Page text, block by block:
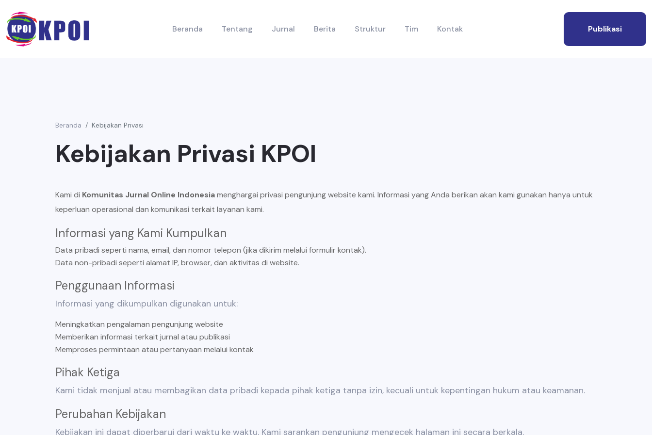
Beranda Tentang Jurnal Berita Struktur Tim Kontak Publikasi
Beranda Kebijakan Privasi
Kebijakan Privasi KPOI
Kami di Komunitas Jurnal Online Indonesiamenghargai privasi pengunjung website kami. Informasi yang Anda berikan akan kami gunakan hanya untuk
keperluan operasional dan komunikasi terkait layanan kami.
Informasi yang Kami Kumpulkan
Data pribadi seperti nama, email, dan nomor telepon (jika dikirim melalui formulir kontak).
Data non-pribadi seperti alamat IP, browser, dan aktivitas di website.
Penggunaan Informasi
Informasi yang dikumpulkan digunakan untuk:
Meningkatkan pengalaman pengunjung website
Memberikan informasi terkait jurnal atau publikasi
Memproses permintaan atau pertanyaan melalui kontak
Pihak Ketiga
Kami tidak menjual atau membagikan data pribadi kepada pihak ketiga tanpa izin, kecuali untuk kepentingan hukum atau keamanan.
Perubahan Kebijakan
Kebijakan ini dapat diperbarui dari waktu ke waktu. Kami sarankan pengunjung mengecek halaman ini secara berkala.